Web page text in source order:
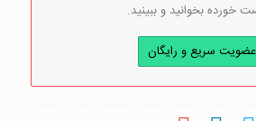
خورده بخوانید و ببینید.
عضویت سریع و رایگان